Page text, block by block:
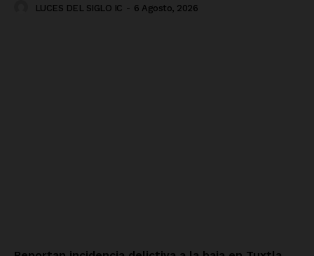
LUCES DEL SIGLO IC - 6 Agosto, 2026